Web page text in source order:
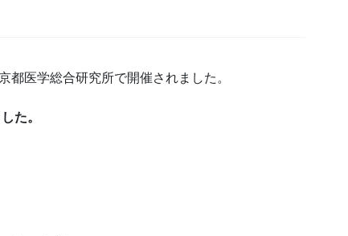
医学総合研究所で開催されました。
た。